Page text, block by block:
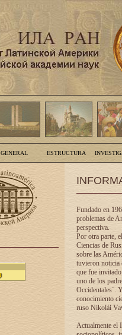
GENERAL ESTRUCTURA
Fundado en
problemas de
perspectiva.
Por otra parte,
Ciencias de
sobre las
tuvieron noticia
que fue
uno de los
Occidentales¨.
conocimiento
ruso Nikolái
Actualmente el